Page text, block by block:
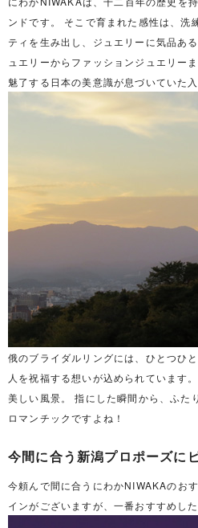
ンドです。 そこで育まれた感性は、洗
ティを生み出し、ジュエリーに気品あ
ュエリーからファッションジュエリー
魅了する日本の美意識が息づいていた
俄のブライダルリングには、ひとつひ
人を祝福する想いが込められています
美しい風景。 指にした瞬間から、ふた
ロマンチックですよね！
今間に合う新潟プロポーズに
今頼んで間に合うにわかNIWAKAのお
インがございますが、一番おすすめし